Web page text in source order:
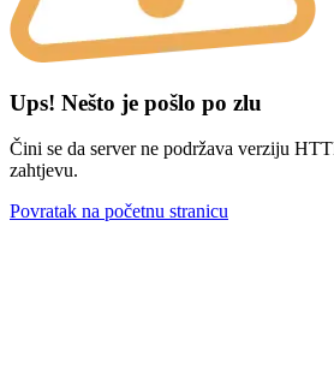
Ups! Nešto je pošlo po zlu
Čini se da server ne podržava verziju
zahtjevu.
Povratak na početnu stranicu